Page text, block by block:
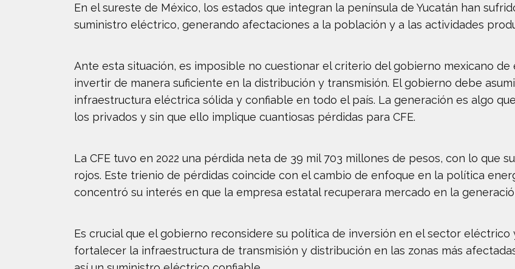
En el sureste de México, los estados que integran la península de Yucatán han
suministro eléctrico, generando afectaciones a la población y a las actividades
Ante esta situación, es imposible no cuestionar el criterio del gobierno mexicano
invertir de manera suficiente en la distribución y transmisión. El gobierno debe
infraestructura eléctrica sólida y confiable en todo el país. La generación es algo
los privados y sin que ello implique cuantiosas pérdidas para CFE.
La CFE tuvo en 2022 una pérdida neta de 39 mil 703 millones de pesos, con lo que
rojos. Este trienio de pérdidas coincide con el cambio de enfoque en la política
concentró su interés en que la empresa estatal recuperara mercado en la
Es crucial que el gobierno reconsidere su política de inversión en el sector
fortalecer la infraestructura de transmisión y distribución en las zonas más